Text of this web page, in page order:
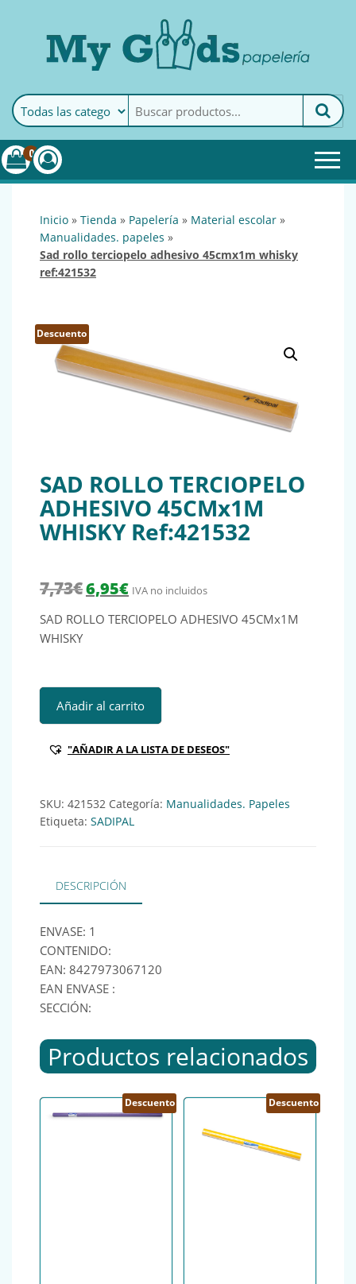
MyGoods · PapeleríaMy Goods es tu papelería
online de confianza. Podrás
encontrar todo lo necesario
0
inicio » tienda » papelería » material escolar »
manualidades. papeles »
sad rollo terciopelo adhesivo 45cmx1m whisky
ref:421532
Descuento
SAD ROLLO TERCIOPELO
ADHESIVO 45CMx1M
WHISKY Ref:421532
7,73€ El precio original era: 7,73€.
6,95€El precio actual es: 6,95€.
IVA no incluidos
SAD ROLLO TERCIOPELO ADHESIVO 45CMx1M
WHISKY
Añadir al carrito
"AÑADIR A LA LISTA DE DESEOS"
SKU: 421532 Categoría: Manualidades. Papeles
Etiqueta: SADIPAL
DESCRIPCIÓN
ENVASE: 1
CONTENIDO:
EAN: 8427973067120
EAN ENVASE :
SECCIÓN:
Productos relacionados
Descuento Descuento